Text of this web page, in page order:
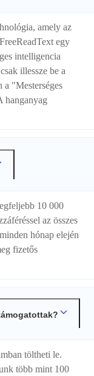
amely az
egy
intelligencia
illessze be a
a "Mesterséges
hanganyag
10 000
az összes
hónap elején
fizetős
töltheti le.
több mint 100